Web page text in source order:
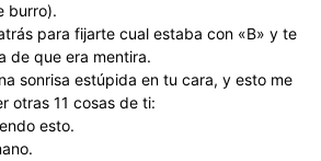
burro).
para fijarte cual estaba con «B» y te
de que era mentira.
sonrisa estúpida en tu cara, y esto me
otras 11 cosas de ti:
esto.